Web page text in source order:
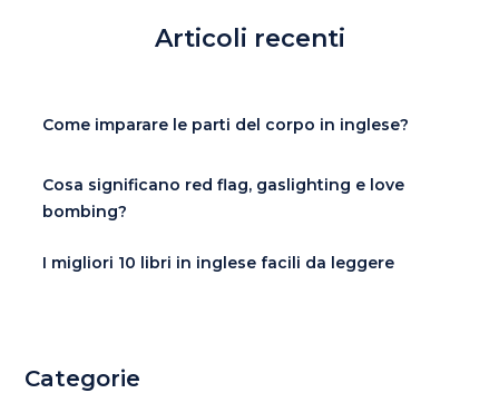
Articoli recenti
Come imparare le parti del corpo in inglese?
Cosa significano red flag, gaslighting e love
bombing?
I migliori 10 libri in inglese facili da leggere
Categorie